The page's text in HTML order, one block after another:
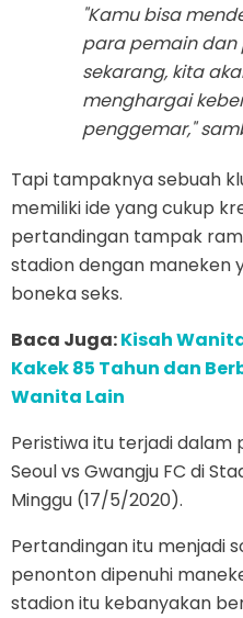
"Kamu bisa
para pemain dan
sekarang, kita
menghargai
penggemar,"
Tapi tampaknya sebuah
memiliki ide yang cukup
pertandingan tampak
stadion dengan maneken
boneka seks.
Baca Juga:Kisah
Kakek 85 Tahun dan
Wanita Lain
Peristiwa itu terjadi dalam
Seoul vs Gwangju FC di
Minggu (17/5/2020).
Pertandingan itu menjadi
penonton dipenuhi
stadion itu kebanyakan